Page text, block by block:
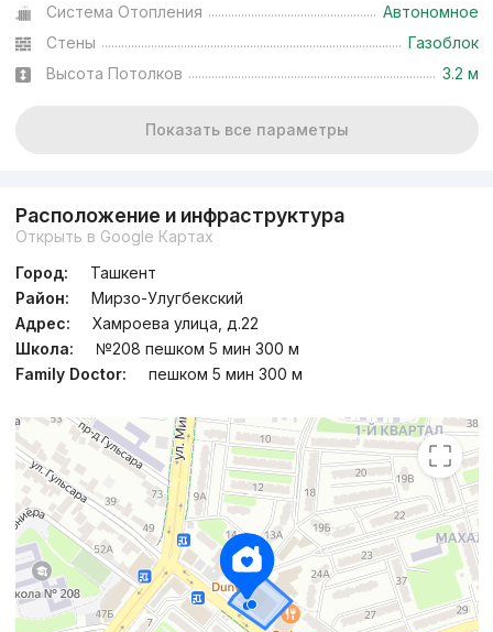
Система Отопления
Автономное
Стены
Газоблок
Высота Потолков
3.2 м
Показать все параметры
Расположение и инфраструктура
Открыть в Google Картах
Город:
Ташкент
Район:
Мирзо-Улугбекский
Адрес:
Хамроева улица, д.22
Школа:
№208 пешком 5 мин 300 м
Family Doctor:
пешком 5 мин 300 м